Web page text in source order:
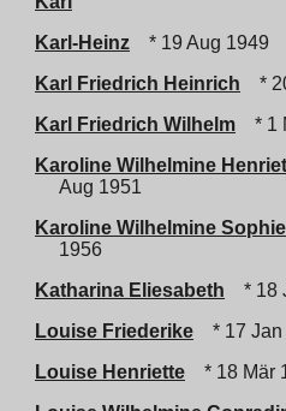
Karl-Heinz
* 19 Aug 1949
Karl Friedrich Heinrich
*
Karl Friedrich Wilhelm
* 1
Karoline Wilhelmine
Aug 1951
Karoline Wilhelmine Sophie
1956
Katharina Eliesabeth
* 18
Louise Friederike
* 17
Louise Henriette
* 18 Mär